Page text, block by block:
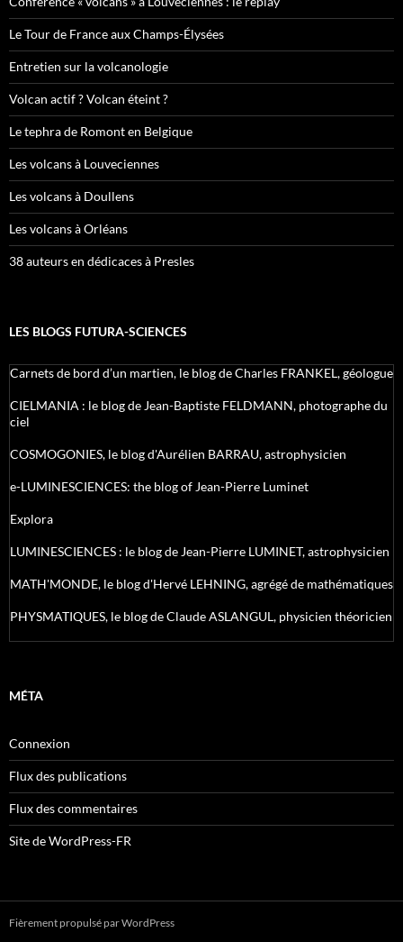
Le Tour de France aux Champs-Élysées
Entretien sur la volcanologie
Volcan actif ? Volcan éteint ?
Le tephra de Romont en Belgique
Les volcans à Louveciennes
Les volcans à Doullens
Les volcans à Orléans
38 auteurs en dédicaces à Presles
LES BLOGS FUTURA-SCIENCES
Carnets de bord d’un martien, le blog de Charles FRANKEL, géologue
CIELMANIA : le blog de Jean-Baptiste FELDMANN, photographe du
ciel
COSMOGONIES, le blog d'Aurélien BARRAU, astrophysicien
e-LUMINESCIENCES: the blog of Jean-Pierre Luminet
Explora
LUMINESCIENCES : le blog de Jean-Pierre LUMINET, astrophysicien
MATH'MONDE, le blog d'Hervé LEHNING, agrégé de mathématiques
PHYSMATIQUES, le blog de Claude ASLANGUL, physicien théoricien
MÉTA
Connexion
Flux des publications
Flux des commentaires
Site de WordPress-FR
Fièrement propulsé par WordPress